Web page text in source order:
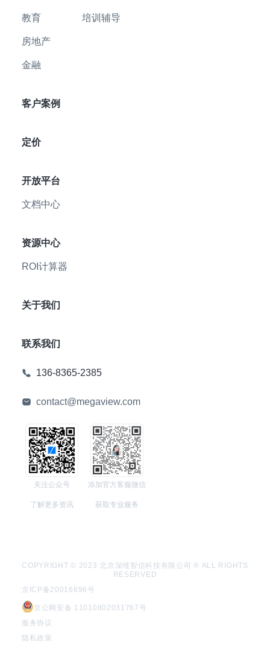
教育
房地产
金融
培训辅导
客户案例
定价
开放平台
文档中心
资源中心
ROI计算器
关于我们
联系我们
136-8365-2385
contact@megaview.com
关注公众号
了解更多资讯
添加官方客服微信
获取专业服务
COPYRIGHT © 2023 北京深维智信科技有限公司 ® ALL RIGHTS
RESERVED
京ICP备20016696号
京公网安备 11010802031767号
服务协议
隐私政策